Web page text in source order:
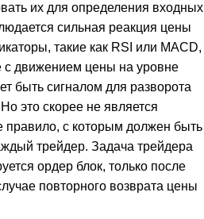
их для определения входных
сильная реакция цены
такие как RSI или MACD,
с движением цены на уровне
быть сигналом для разворота
это скорее не является
правило, с которым должен быть
трейдер. Задача трейдера
ордер блок, только после
повторного возврата цены